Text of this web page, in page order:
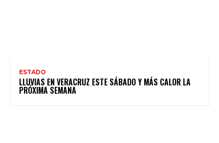
ESTADO
LLUVIAS EN VERACRUZ ESTE SÁBADO Y MÁS CALOR LA
PRÓXIMA SEMANA